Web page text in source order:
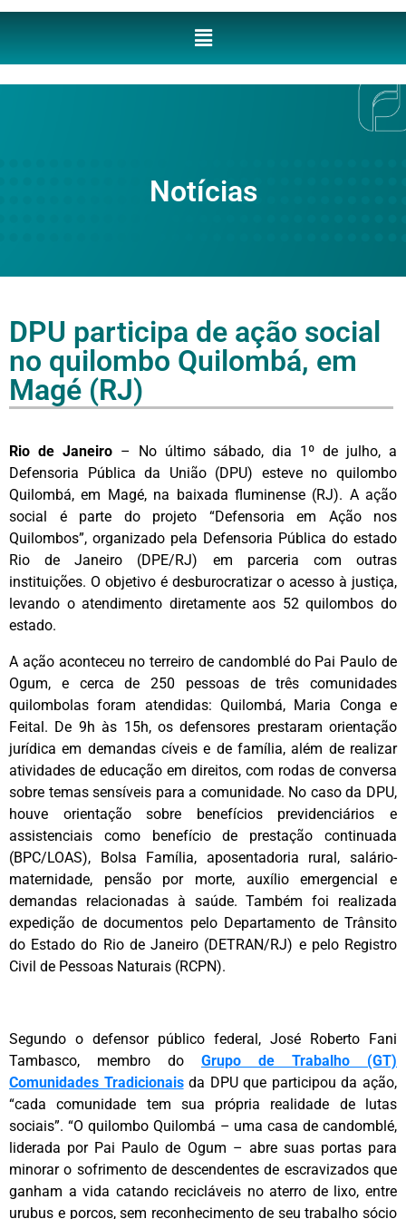
Notícias
DPU participa de ação social
no quilombo Quilombá, em
Magé (RJ)
Rio de Janeiro– No último sábado, dia 1º de julho, a
Defensoria Pública da União (DPU) esteve no quilombo
Quilombá, em Magé, na baixada fluminense (RJ). A ação
social é parte do projeto “Defensoria em Ação nos
Quilombos”, organizado pela Defensoria Pública do estado
Rio de Janeiro (DPE/RJ) em parceria com outras
instituições. O objetivo é desburocratizar o acesso à justiça,
levando o atendimento diretamente aos 52 quilombos do
estado.
‌A ação aconteceu no terreiro de candomblé do Pai Paulo de
Ogum, e cerca de 250 pessoas de três comunidades
quilombolas foram atendidas: Quilombá, Maria Conga e
Feital. De 9h às 15h, os defensores prestaram orientação
jurídica em demandas cíveis e de família, além de realizar
atividades de educação em direitos, com rodas de conversa
sobre temas sensíveis para a comunidade. No caso da DPU,
houve orientação sobre benefícios previdenciários e
assistenciais como benefício de prestação continuada
(BPC/LOAS), Bolsa Família, aposentadoria rural, salário-
maternidade, pensão por morte, auxílio emergencial e
demandas relacionadas à saúde. Também foi realizada
expedição de documentos pelo Departamento de Trânsito
do Estado do Rio de Janeiro (DETRAN/RJ) e pelo Registro
Civil de Pessoas Naturais (RCPN).
‌Segundo o defensor público federal, José Roberto Fani
Tambasco, membro do Grupo de Trabalho (GT)
Comunidades Tradicionaisda DPU que participou da ação,
“cada comunidade tem sua própria realidade de lutas
sociais”. “O quilombo Quilombá – uma casa de candomblé,
liderada por Pai Paulo de Ogum – abre suas portas para
minorar o sofrimento de descendentes de escravizados que
ganham a vida catando recicláveis no aterro de lixo, entre
urubus e porcos, sem reconhecimento de seu trabalho sócio